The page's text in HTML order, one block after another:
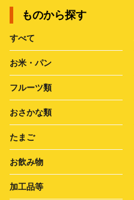
ものから探す
すべて
お米・パン
フルーツ類
おさかな類
たまご
お飲み物
加工品等